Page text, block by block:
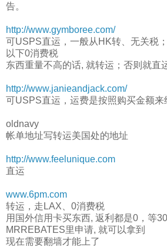
告。
http://www.gymboree.com/
可USPS直运，一般从HK转、无关税
以下0消费税
东西重量不高的话, 就转运；否则就直
http://www.janieandjack.com/
可USPS直运，运费是按照购买金额来
oldnavy
帐单地址写转运美国处的地址
http://www.feelunique.com
直运
www.6pm.com
转运，走LAX、0消费税
用国外信用卡买东西, 返利都是0，等
MRREBATES里申请, 就可以拿到
现在需要翻墙才能上了